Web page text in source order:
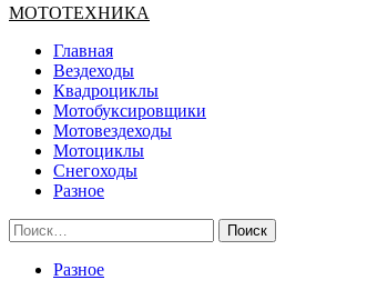
Основное
МОТОТЕХНИКА
Главная
Вездеходы
Квадроциклы
Мотобуксировщики
Мотовездеходы
Мотоциклы
Снегоходы
Разное
Найти:
Разное